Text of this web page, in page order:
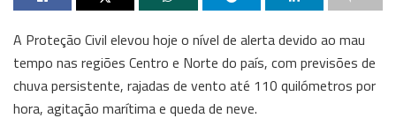
A Proteção Civil elevou hoje o nível de alerta devido ao mau
tempo nas regiões Centro e Norte do país, com previsões de
chuva persistente, rajadas de vento até 110 quilómetros por
hora, agitação marítima e queda de neve.